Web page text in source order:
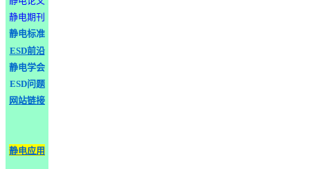
静电期刊
静电标准
ESD前沿
静电学会
ESD问题
网站链接
静电应用